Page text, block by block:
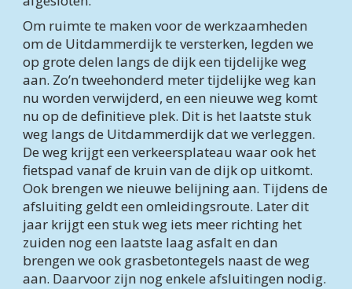
Om ruimte te maken voor de werkzaamheden
om de Uitdammerdijk te versterken, legden we
op grote delen langs de dijk een tijdelijke weg
aan. Zo’n tweehonderd meter tijdelijke weg kan
nu worden verwijderd, en een nieuwe weg komt
nu op de definitieve plek. Dit is het laatste stuk
weg langs de Uitdammerdijk dat we verleggen.
De weg krijgt een verkeersplateau waar ook het
fietspad vanaf de kruin van de dijk op uitkomt.
Ook brengen we nieuwe belijning aan. Tijdens de
afsluiting geldt een omleidingsroute. Later dit
jaar krijgt een stuk weg iets meer richting het
zuiden nog een laatste laag asfalt en dan
brengen we ook grasbetontegels naast de weg
aan. Daarvoor zijn nog enkele afsluitingen nodig.